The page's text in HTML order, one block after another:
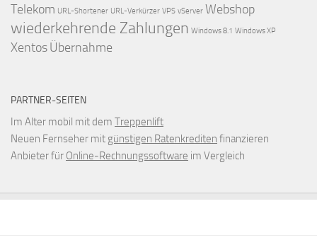
Telekom URL-Shortener URL-Verkürzer VPS vServer Webshop
wiederkehrende Zahlungen Windows 8.1 Windows XP
XentosÜbernahme
PARTNER-SEITEN
Im Alter mobil mit dem Treppenlift
Neuen Fernseher mit günstigen Ratenkrediten finanzieren
Anbieter für Online-Rechnungssoftware im Vergleich